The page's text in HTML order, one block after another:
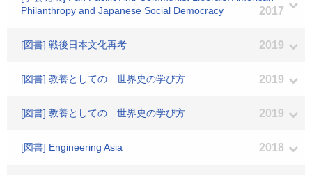
Philanthropy and Japanese Social Democracy
2017
[図書] 戦後日本文化再考 2019
[図書] 教養としての 世界史の学び方 2019
[図書] 教養としての 世界史の学び方 2019
[図書] Engineering Asia 2018